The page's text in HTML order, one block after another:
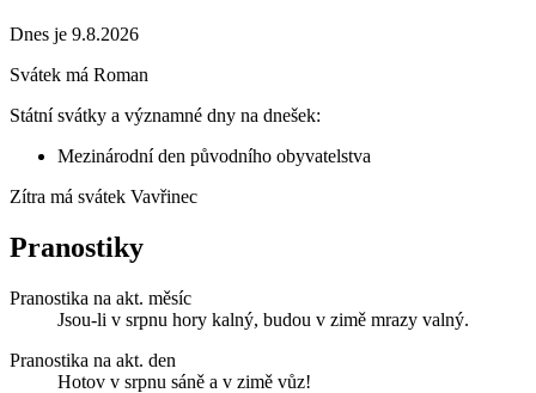
Dnes je 9.8.2026
Svátek má Roman
Státní svátky a významné dny na dnešek:
Mezinárodní den původního obyvatelstva
Zítra má svátek Vavřinec
Pranostiky
Pranostika na akt. měsíc
Jsou-li v srpnu hory kalný, budou v zimě mrazy valný.
Pranostika na akt. den
Hotov v srpnu sáně a v zimě vůz!